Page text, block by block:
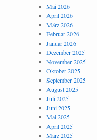
Mai 2026
April 2026
März 2026
Februar 2026
Januar 2026
Dezember 2025
November 2025
Oktober 2025
September 2025
August 2025
Juli 2025
Juni 2025
Mai 2025
April 2025
März 2025